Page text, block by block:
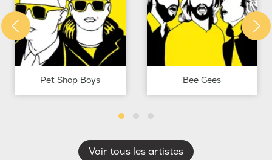
Pet Shop Boys Bee Gees
Voir tous les artistes